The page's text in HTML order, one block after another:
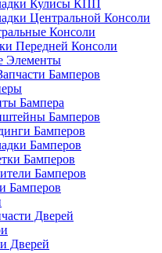
Кулисы КПП
Центральной Консоли
Консоли
Передней Консоли
Элементы
Бамперов
Бампера
Бамперов
Бамперов
Бамперов
Бамперов
Бамперов
Бамперов
Дверей
Дверей